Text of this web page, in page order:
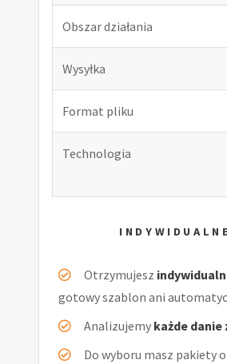
Obszar działania
Wysyłka
Format pliku
Technologia
Otrzymujesz
gotowy szablon ani
Analizujemy każde danie
Do wyboru masz pakiety